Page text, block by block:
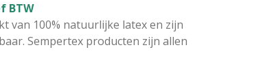
BTW
van 100% natuurlijke latex en zijn
Sempertex producten zijn allen